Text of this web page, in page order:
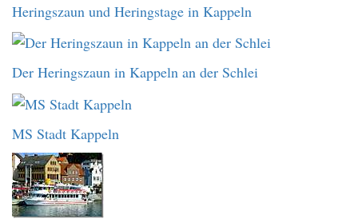
Heringszaun und Heringstage in Kappeln
Der Heringszaun in Kappeln an der Schlei
MS Stadt Kappeln